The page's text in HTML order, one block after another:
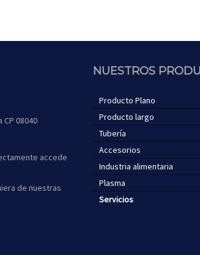
08040
accede
de nuestras
NUESTROS
Producto Plano
Producto largo
Tubería
Accesorios
Industria alimentaria
Plasma
Servicios